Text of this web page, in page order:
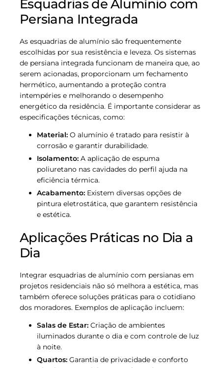
Esquadrias de Alumínio com
Persiana Integrada
As esquadrias de alumínio são frequentemente
escolhidas por sua resistência e leveza. Os sistemas
de persiana integrada funcionam de maneira que, ao
serem acionadas, proporcionam um fechamento
hermético, aumentando a proteção contra
intempéries e melhorando o desempenho
energético da residência. É importante considerar as
especificações técnicas, como:
Material: O alumínio é tratado para resistir à
corrosão e garantir durabilidade.
Isolamento: A aplicação de espuma
poliuretano nas cavidades do perfil ajuda na
eficiência térmica.
Acabamento: Existem diversas opções de
pintura eletrostática, que garantem resistência
e estética.
Aplicações Práticas no Dia a
Dia
Integrar esquadrias de alumínio com persianas em
projetos residenciais não só melhora a estética, mas
também oferece soluções práticas para o cotidiano
dos moradores. Exemplos de aplicação incluem:
Salas de Estar: Criação de ambientes
iluminados durante o dia e com controle de luz
à noite.
Quartos: Garantia de privacidade e conforto